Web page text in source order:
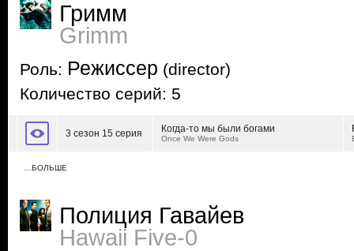
Гримм
Grimm
Роль: Режиссер (director)
Количество серий: 5
3 сезон 15 серия Когда-то мы были богами
Once We Were Gods
…БОЛЬШЕ
Полиция Гавайев
Hawaii Five-0